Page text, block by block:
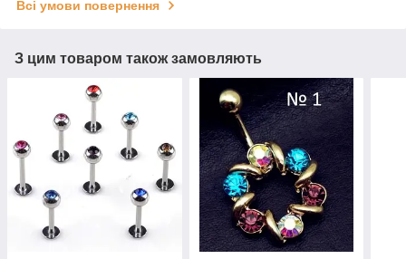
Всі умови повернення
З цим товаром також замовляють